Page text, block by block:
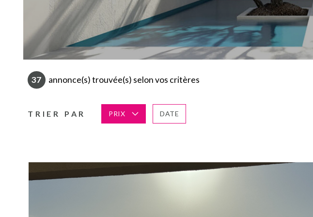
37 annonce(s) trouvée(s) selon vos critères
TRIER PAR PRIX DATE